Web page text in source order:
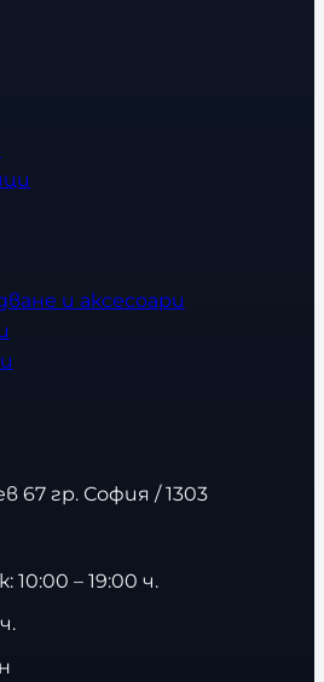
и аксесоари
67 гр. София / 1303
– 19:00 ч.